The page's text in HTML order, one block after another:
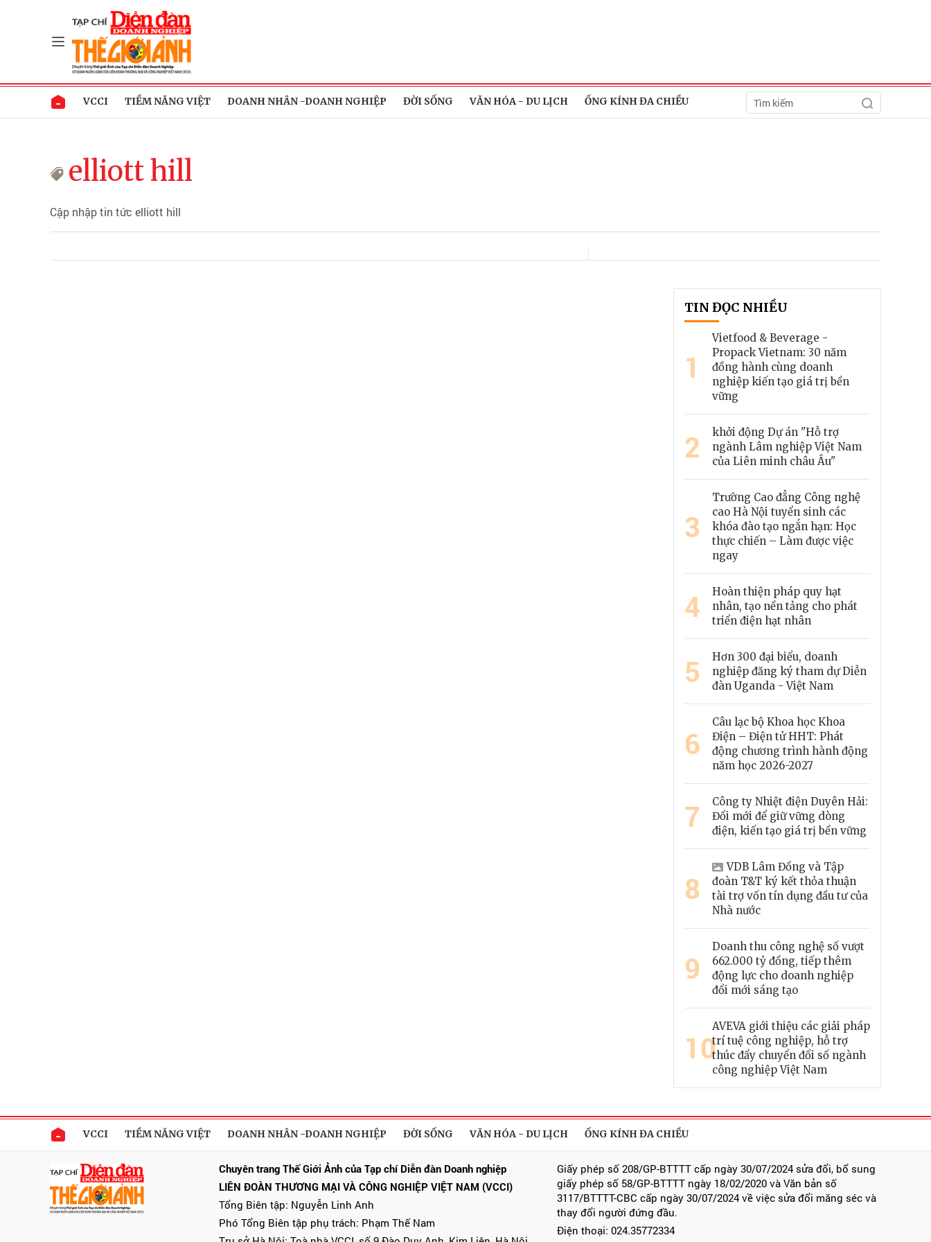
VCCI TIỀM NĂNG VIỆT DOANH NHÂN -DOANH NGHIỆP ĐỜI SỐNG VĂN HÓA - DU LỊCH ỐNG KÍNH ĐA CHIỀU
elliott hill
Cập nhập tin tức elliott hill
TIN ĐỌC NHIỀU
1
Vietfood & Beverage -
Propack Vietnam: 30 năm
đồng hành cùng doanh
nghiệp kiến tạo giá trị bền
vững
2
khởi động Dự án "Hỗ trợ
ngành Lâm nghiệp Việt Nam
của Liên minh châu Âu"
3
Trường Cao đẳng Công nghệ
cao Hà Nội tuyển sinh các
khóa đào tạo ngắn hạn: Học
thực chiến – Làm được việc
ngay
4
Hoàn thiện pháp quy hạt
nhân, tạo nền tảng cho phát
triển điện hạt nhân
5
Hơn 300 đại biểu, doanh
nghiệp đăng ký tham dự Diễn
đàn Uganda - Việt Nam
6
Câu lạc bộ Khoa học Khoa
Điện – Điện tử HHT: Phát
động chương trình hành động
năm học 2026-2027
7
Công ty Nhiệt điện Duyên Hải:
Đổi mới để giữ vững dòng
điện, kiến tạo giá trị bền vững
8
VDB Lâm Đồng và Tập
đoàn T&T ký kết thỏa thuận
tài trợ vốn tín dụng đầu tư của
Nhà nước
9
Doanh thu công nghệ số vượt
662.000 tỷ đồng, tiếp thêm
động lực cho doanh nghiệp
đổi mới sáng tạo
10
AVEVA giới thiệu các giải pháp
trí tuệ công nghiệp, hỗ trợ
thúc đẩy chuyển đổi số ngành
công nghiệp Việt Nam
VCCI TIỀM NĂNG VIỆT DOANH NHÂN -DOANH NGHIỆP ĐỜI SỐNG VĂN HÓA - DU LỊCH ỐNG KÍNH ĐA CHIỀU
Chuyên trang Thế Giới Ảnh của Tạp chí Diễn đàn Doanh nghiệp
LIÊN ĐOÀN THƯƠNG MẠI VÀ CÔNG NGHIỆP VIỆT NAM (VCCI)
Tổng Biên tập: Nguyễn Linh Anh
Phó Tổng Biên tập phụ trách: Phạm Thế Nam
Giấy phép số 208/GP-BTTTT cấp ngày 30/07/2024 sửa đổi, bổ sung
giấy phép số 58/GP-BTTTT ngày 18/02/2020 và Văn bản số
3117/BTTTT-CBC cấp ngày 30/07/2024 về việc sửa đổi măng séc và
thay đổi người đứng đầu.
Điện thoại: 024.35772334